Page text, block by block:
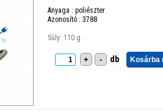
Anyaga : poliészter
Azonosító : 3788
Súly: 110 g
+ - db Kosárba